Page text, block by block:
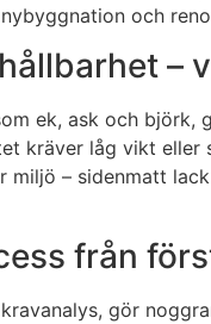
och
–
ek, ask och
kräver låg vikt
miljö – sidenmatt
från
gör